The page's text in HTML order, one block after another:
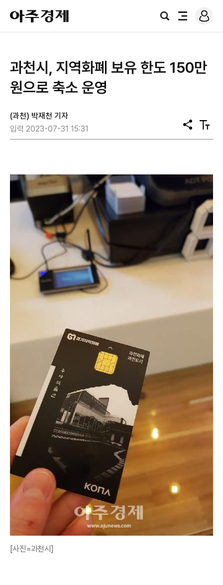
아
주
경
검
전
로
그
과천시, 지역화폐 보유 한도 150만
원으로 축소 운영
(과천) 박재천 기자
입력 2023-07-31 15:31
공
유
텍
스
[사진=과천시]